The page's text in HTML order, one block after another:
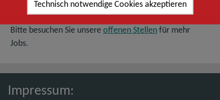
mehr vorhanden.
Bitte besuchen Sie unsere offenen Stellen für mehr
Jobs.
Impressum:
Technisch notwendige Cookies akzeptieren